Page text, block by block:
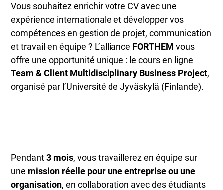
Vous souhaitez enrichir votre CV avec une
expérience internationale et développer vos
compétences en gestion de projet, communication
et travail en équipe ? L’alliance FORTHEM vous
offre une opportunité unique : le cours en ligne
Team & Client Multidisciplinary Business Project,
organisé par l’Université de Jyväskylä (Finlande).
Pendant3 mois, vous travaillerez en équipe sur
une mission réelle pour une entreprise ou une
organisation, en collaboration avec des étudiants